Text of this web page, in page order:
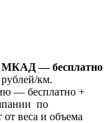
МКАД — бесплатно
км.
— бесплатно +
по
веса и объема